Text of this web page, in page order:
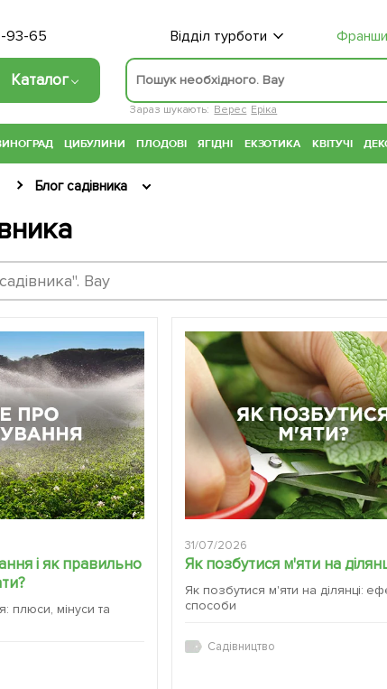
93-65 Відділ турботи
Каталог
Зараз шукають: Верес Еріка
ЦИБУЛИНИ ПЛОДОВІ ЯГІДНІ ЕКЗОТИКА КВІТУЧІ
Блог садівника
і як правильно
плюси, мінуси та
31/07/2026
Як позбутися м'яти на
Як позбутися м'яти на ділянці:
способи
Садівництво